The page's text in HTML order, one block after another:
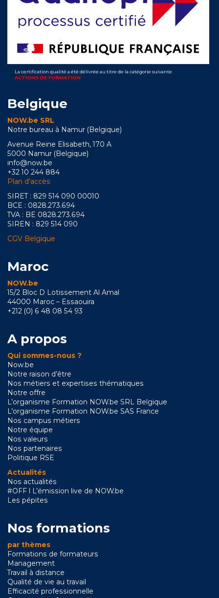
La certification qualité a été délivrée au titre de la catégorie suivante
ACTIONS DE FORMATION
Belgique
NOW.be SRL
Notre bureau à Namur (Belgique)
Avenue Reine Elisabeth, 170 A
5000 Namur (Belgique)
info@now.be
+32 10 244 884
Plan d’accès
SIRET : 829 514 090 00010
BCE : 0828.273.694
TVA : BE 0828.273.694
SIREN : 829 514 090
CGV Belgique
Maroc
NOW.be
15/2 Bloc D Lotissement Al Amal
44000 Maroc – Essaouira
+212 (0) 6 48 08 54 93
A propos
Qui sommes-nous ?
Now.be
Notre raison d’être
Nos métiers et expertises thématiques
Notre offre
L’organisme Formation NOW.be SRL Belgique
L’organisme Formation NOW.be SAS France
Nos campus métiers
Notre équipe
Nos valeurs
Nos partenaires
Politique RSE
Actualités
Nos actualités
#OFF l L’émission live de NOW.be
Les pépites
Nos formations
par thèmes
Formations de formateurs
Management
Travail à distance
Qualité de vie au travail
Efficacité professionnelle